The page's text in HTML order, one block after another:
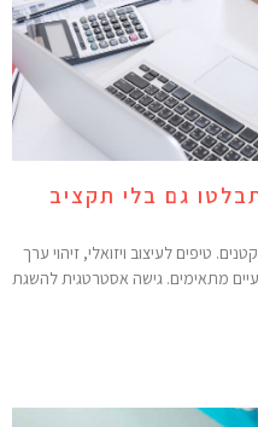
גם בלי תקציב
טיפים לעיצוב ויזואלי, זיהוי ערך
מתאימים. גישה אסטרטגית להשגת